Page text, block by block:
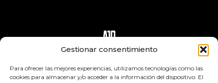
Gestionar consentimiento
Para ofrecer las mejores experiencias, utilizamos tecnologías como las
cookies para almacenar y/o acceder a la información del dispositivo. El